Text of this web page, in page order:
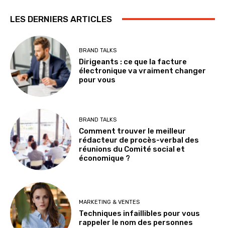
LES DERNIERS ARTICLES
BRAND TALKS
Dirigeants : ce que la facture
électronique va vraiment changer
pour vous
BRAND TALKS
Comment trouver le meilleur
rédacteur de procès-verbal des
réunions du Comité social et
économique ?
MARKETING & VENTES
Techniques infaillibles pour vous
rappeler le nom des personnes